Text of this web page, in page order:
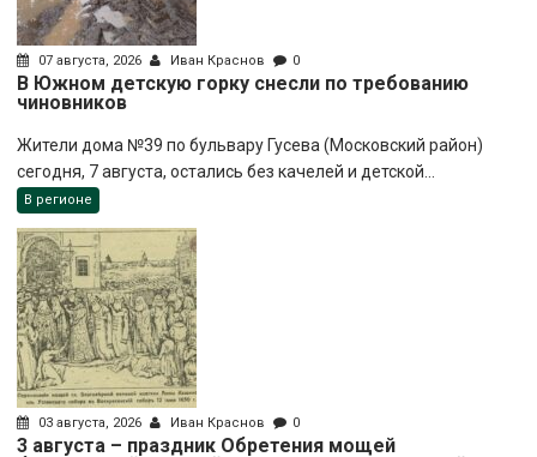
07 августа, 2026 Иван Краснов 0
В Южном детскую горку снесли по требованию
чиновников
Жители дома №39 по бульвару Гусева (Московский район)
сегодня, 7 августа, остались без качелей и детской...
В регионе
03 августа, 2026 Иван Краснов 0
3 августа – праздник Обретения мощей